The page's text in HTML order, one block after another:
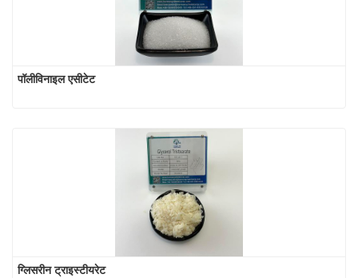
पॉलीविनाइल एसीटेट
ग्लिसरीन ट्राइस्टीयरेट